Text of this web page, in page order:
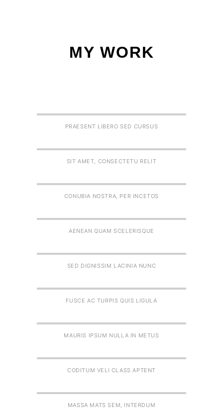
MY WORK
PRAESENT LIBERO SED CURSUS
SIT AMET, CONSECTETU RELIT
CONUBIA NOSTRA, PER INCETOS
AENEAN QUAM SCELERISQUE
SED DIGNISSIM LACINIA NUNC
FUSCE AC TURPIS QUIS LIGULA
MAURIS IPSUM NULLA IN METUS
CODITUM VELI CLASS APTENT
MASSA MATS SEM, INTERDUM